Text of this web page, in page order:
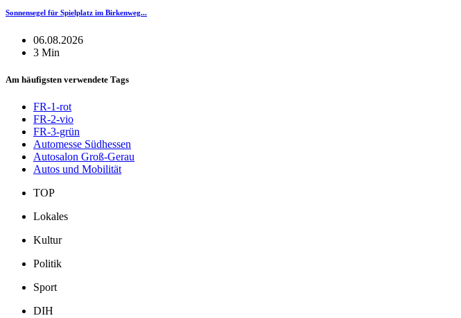
Sonnensegel für Spielplatz im Birkenweg...
06.08.2026
3 Min
Am häufigsten verwendete Tags
FR-1-rot
FR-2-vio
FR-3-grün
Automesse Südhessen
Autosalon Groß-Gerau
Autos und Mobilität
TOP
Lokales
Kultur
Politik
Sport
DIH